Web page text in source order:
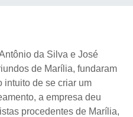
da Silva e José
de Marília, fundaram
intuito de se criar um
a empresa deu
procedentes de Marília,